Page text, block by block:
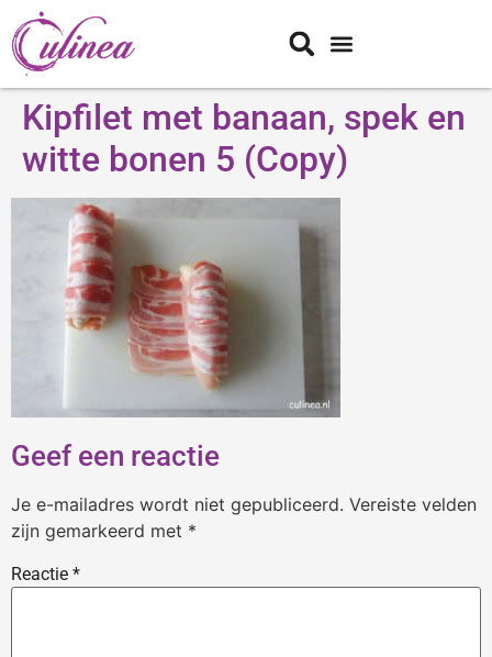
Kipfilet met banaan, spek en
witte bonen 5 (Copy)
Geef een reactie
Je e-mailadres wordt niet gepubliceerd. Vereiste velden
zijn gemarkeerd met *
Reactie *